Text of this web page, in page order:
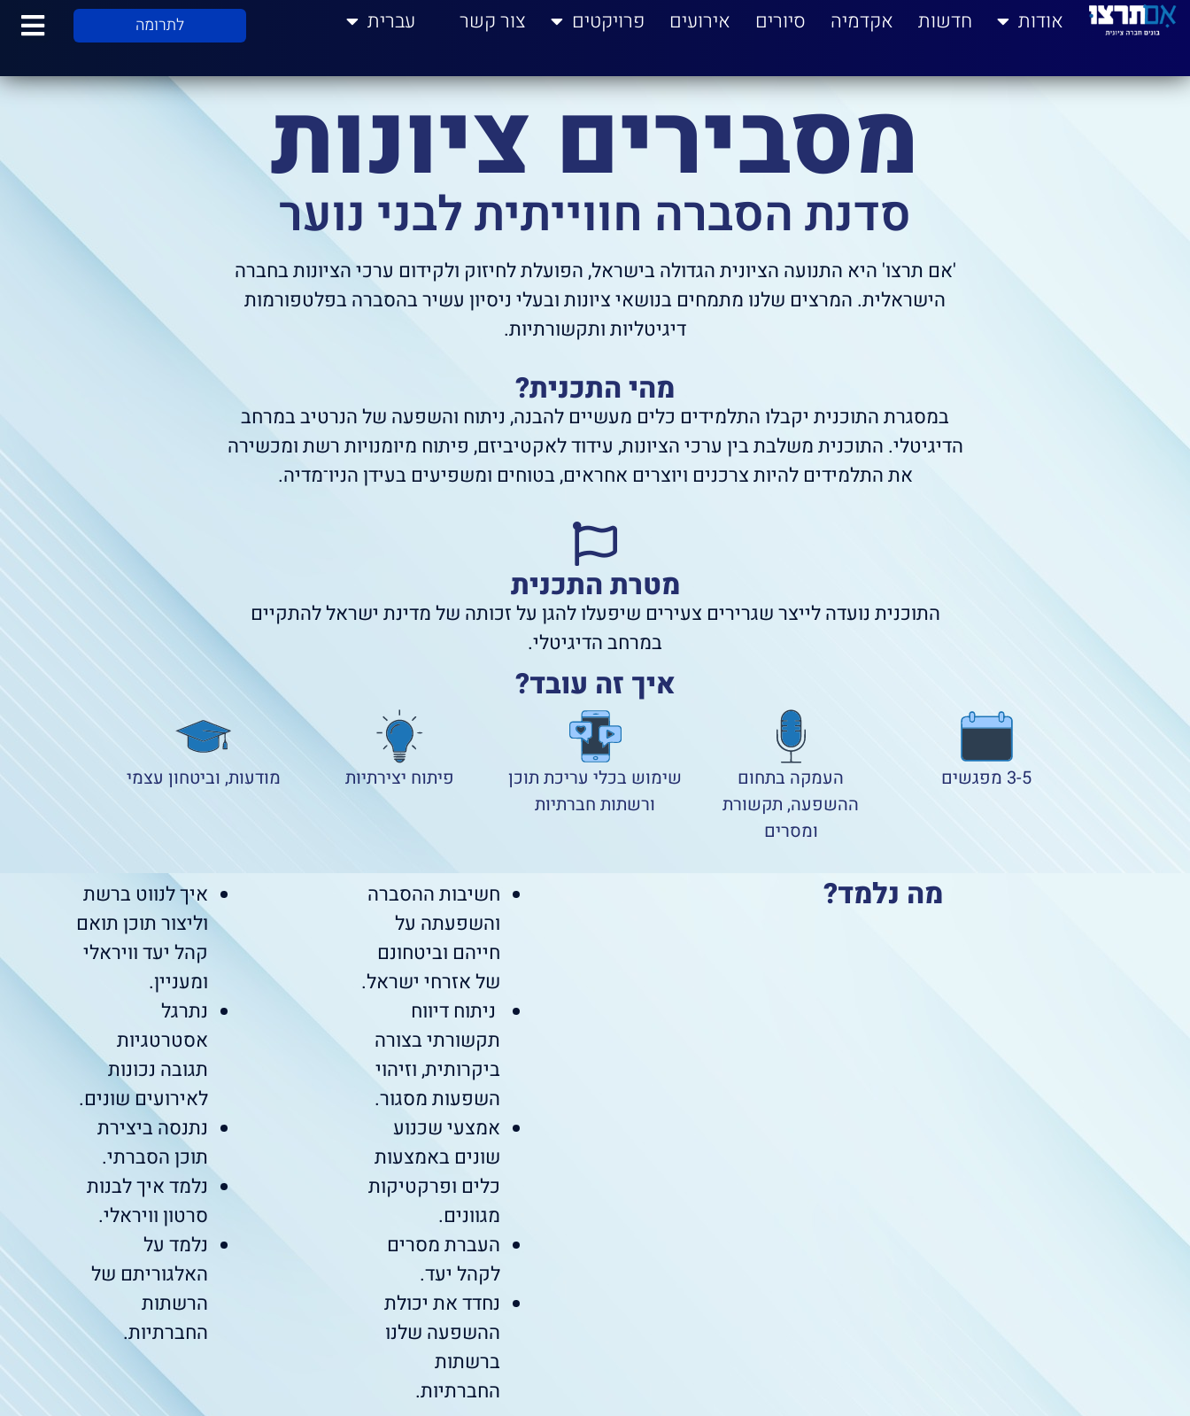
לתוכן אודות חדשות אקדמיה סיורים אירועים פרויקטים צור קשר עברית לתרומה
מסבירים ציונות
סדנת הסברה חווייתית לבני נוער
'אם תרצו' היא התנועה הציונית הגדולה בישראל, הפועלת לחיזוק ולקידום ערכי הציונות בחברה
הישראלית. המרצים שלנו מתמחים בנושאי ציונות ובעלי ניסיון עשיר בהסברה בפלטפורמות
דיגיטליות ותקשורתיות.
מהי התכנית?
במסגרת התוכנית יקבלו התלמידים כלים מעשיים להבנה, ניתוח והשפעה של הנרטיב במרחב
הדיגיטלי. התוכנית משלבת בין ערכי הציונות, עידוד לאקטיביזם, פיתוח מיומנויות רשת ומכשירה
את התלמידים להיות צרכנים ויוצרים אחראים, בטוחים ומשפיעים בעידן הניו־מדיה.
מטרת התכנית
התוכנית נועדה לייצר שגרירים צעירים שיפעלו להגן על זכותה של מדינת ישראל להתקיים
במרחב הדיגיטלי.
איך זה עובד?
3-5 מפגשים
העמקה בתחום
ההשפעה, תקשורת
ומסרים
שימוש בכלי עריכת תוכן
ורשתות חברתיות
פיתוח יצירתיות מודעות, וביטחון עצמי
מה נלמד?
חשיבות ההסברה
והשפעתה על
חייהם וביטחונם
של אזרחי ישראל.
ניתוח דיווח
תקשורתי בצורה
ביקרותית, וזיהוי
השפעות מסגור.
אמצעי שכנוע
שונים באמצעות
כלים ופרקטיקות
מגוונים.
העברת מסרים
לקהל יעד.
נחדד את יכולת
ההשפעה שלנו
ברשתות
החברתיות.
איך לנווט ברשת
וליצור תוכן תואם
קהל יעד וויראלי
ומעניין.
נתרגל
אסטרטגיות
תגובה נכונות
לאירועים שונים.
נתנסה ביצירת
תוכן הסברתי.
נלמד איך לבנות
סרטון וויראלי.
נלמד על
האלגוריתם של
הרשתות
החברתיות.